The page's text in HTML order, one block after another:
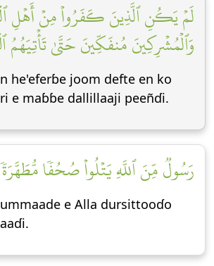
لَمۡ يَكُنِ ٱلَّذِينَ كَفَرُواْ مِنۡ أَهۡلِ
وَٱلۡمُشۡرِكِينَ مُنفَكِّينَ حَتَّىٰ تَأۡتِيَهُمُ
he'eferɓe joom defte en ko
e maɓɓe dallillaaji peeñɗi.
رَسُولٞ مِّنَ ٱللَّهِ يَتۡلُواْ صُحُفٗا مُّطَهَّرَةٗ
e Alla dursittooɗo